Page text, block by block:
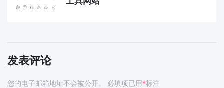
发表评论
您的电子邮箱地址不会被公开。 必填项已用*标注